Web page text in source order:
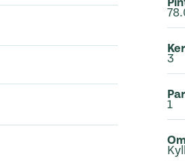
3
1